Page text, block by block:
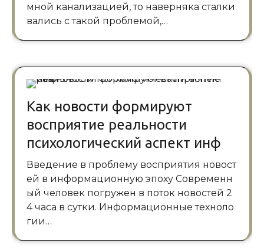
мной канализацией, то наверняка сталки
вались с такой проблемой,…
Как новости формируют
восприятие реальности
психологический аспект инф
Введение в проблему восприятия новост
ей в информационную эпоху Современн
ый человек погружен в поток новостей 2
4 часа в сутки. Информационные техноло
гии…